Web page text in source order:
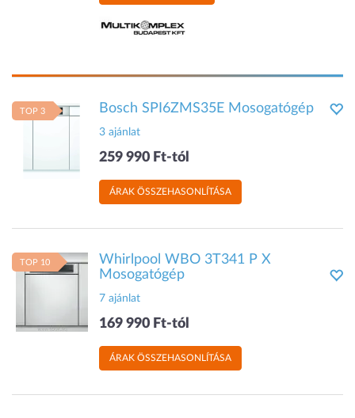
TOP 3 Bosch SPI6ZMS35E Mosogatógép
3 ajánlat
259 990 Ft-tól
ÁRAK ÖSSZEHASONLÍTÁSA
TOP 10
Whirlpool WBO 3T341 P X
Mosogatógép
7 ajánlat
169 990 Ft-tól
ÁRAK ÖSSZEHASONLÍTÁSA